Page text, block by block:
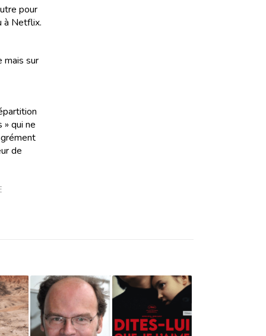
pour
à Netflix.
mais sur
qui ne
de